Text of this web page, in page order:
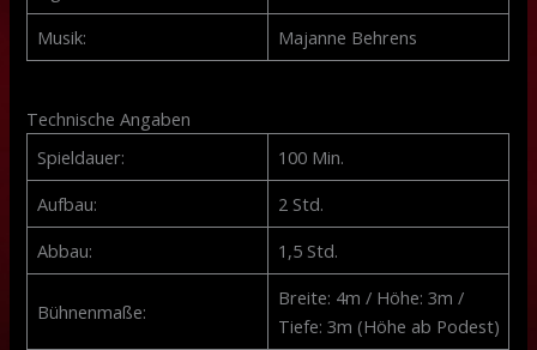
Musik:
Majanne Behrens
Technische Angaben
Spieldauer:
100 Min.
Aufbau:
2 Std.
Abbau:
1,5 Std.
Bühnenmaße:
Breite: 4m / Höhe: 3m /
Tiefe: 3m (Höhe ab Podest)